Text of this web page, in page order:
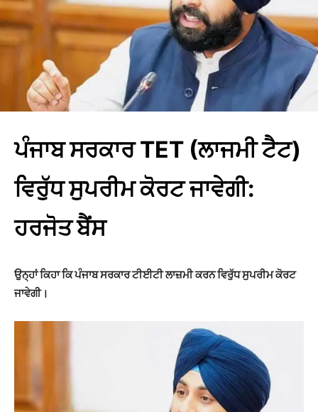
ਪੰਜਾਬ ਸਰਕਾਰ TET (ਲਾਜਮੀ ਟੈਟ)
ਵਿਰੁੱਧ ਸੁਪਰੀਮ ਕੋਰਟ ਜਾਵੇਗੀ:
ਹਰਜੋਤ ਬੈਂਸ
ਉਨ੍ਹਾਂ ਕਿਹਾ ਕਿ ਪੰਜਾਬ ਸਰਕਾਰ ਟੀਈਟੀ ਲਾਜ਼ਮੀ ਕਰਨ ਵਿਰੁੱਧ ਸੁਪਰੀਮ ਕੋਰਟ
ਜਾਵੇਗੀ।